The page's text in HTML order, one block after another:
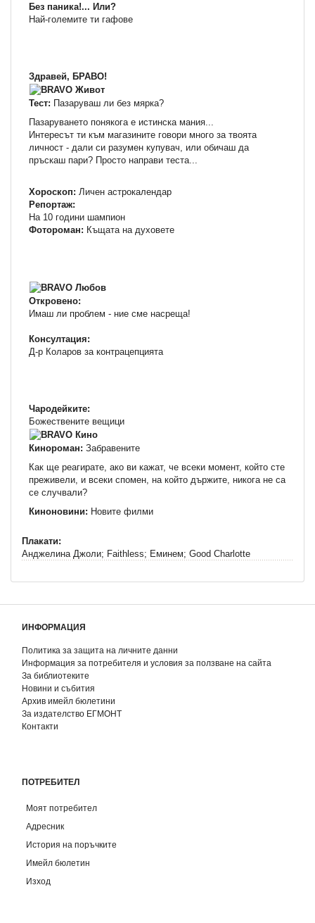
Без паника!... Или?
Най-големите ти гафове
Здравей, БРАВО!
Тест: Пазаруваш ли без мярка?
Пазаруването понякога е истинска мания...
Интересът ти към магазините говори много за твоята
личност - дали си разумен купувач, или обичаш да
пръскаш пари? Просто направи теста...
Хороскоп: Личен астрокалендар
Репортаж:
На 10 години шампион
Фотороман: Къщата на духовете
Откровено:
Имаш ли проблем - ние сме насреща!
Консултация:
Д-р Коларов за контрацепцията
Чародейките:
Божествените вещици
Кинороман: Забравените
Как ще реагирате, ако ви кажат, че всеки момент, който сте
преживели, и всеки спомен, на който държите, никога не са
се случвали?
Киноновини: Новите филми
Плакати:
Анджелина Джоли; Faithless; Еминем; Good Charlotte
ИНФОРМАЦИЯ
Политика за защита на личните данни
Информация за потребителя и условия за ползване на сайта
За библиотеките
Новини и събития
Архив имейл бюлетини
За издателство ЕГМОНТ
Контакти
ПОТРЕБИТЕЛ
Моят потребител
Адресник
История на поръчките
Имейл бюлетин
Изход